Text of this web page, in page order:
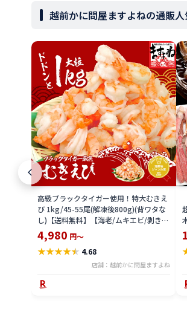
越前かに問屋ますよねの通販
高級ブラックタイガー使用！特大むきえ
び 1kg/45-55尾(解凍後800g)(背ワタな
し)【送料無料】【海老/ムキエビ/剥きえ
び/剥きエビ/エビチリ/エビマヨ】かに
カニ問屋ますよね
4,980 円～
★★★★★ 4.68
店舗：越前かに問屋ますよね